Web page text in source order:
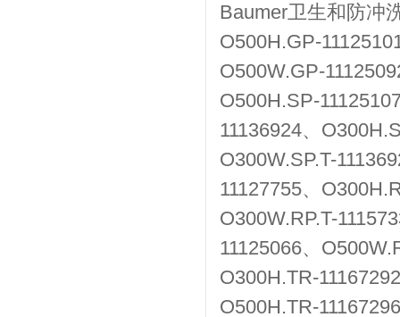
Baumer卫生和防冲
O500H.GP-
O500W.GP-
O500H.SP-
11136924、
O300W.SP.T-
11127755、
O300W.RP.T-
11125066、
O300H.TR-
O500H.TR-11167296